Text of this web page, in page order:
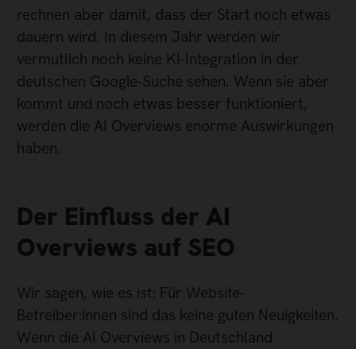
rechnen aber damit, dass der Start noch etwas
dauern wird. In diesem Jahr werden wir
vermutlich noch keine KI-Integration in der
deutschen Google-Suche sehen. Wenn sie aber
kommt und noch etwas besser funktioniert,
werden die AI Overviews enorme Auswirkungen
haben.
Der Einfluss der AI
Overviews auf SEO
Wir sagen, wie es ist: Für Website-
Betreiber:innen sind das keine guten Neuigkeiten.
Wenn die AI Overviews in Deutschland